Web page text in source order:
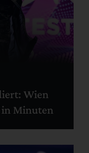
Wien
Minuten